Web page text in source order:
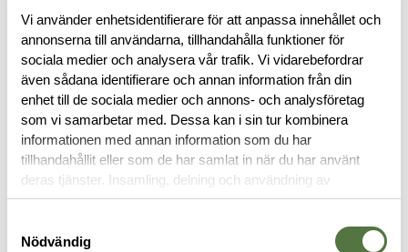
Vi använder enhetsidentifierare för att anpassa innehållet och
annonserna till användarna, tillhandahålla funktioner för
sociala medier och analysera vår trafik. Vi vidarebefordrar
även sådana identifierare och annan information från din
enhet till de sociala medier och annons- och analysföretag
som vi samarbetar med. Dessa kan i sin tur kombinera
informationen med annan information som du har
tillhandahållit eller som de har samlat in när du har använt
deras tjänster. Insamling, delning och användning av
personuppgifter kan användas för personalisering av
Nödvändig
Läs mer
BESKRIVNING
RECENSIONER